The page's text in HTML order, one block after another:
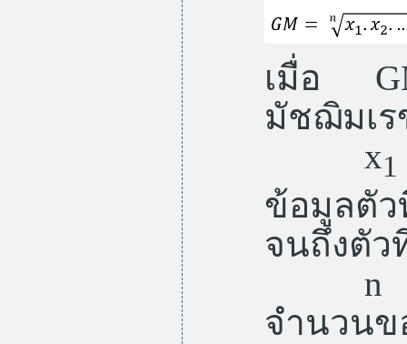
เมื่อ
มัชฌิมเ
x1
ข้อมูลตัว
จนถึงตัว
n
จำนวน